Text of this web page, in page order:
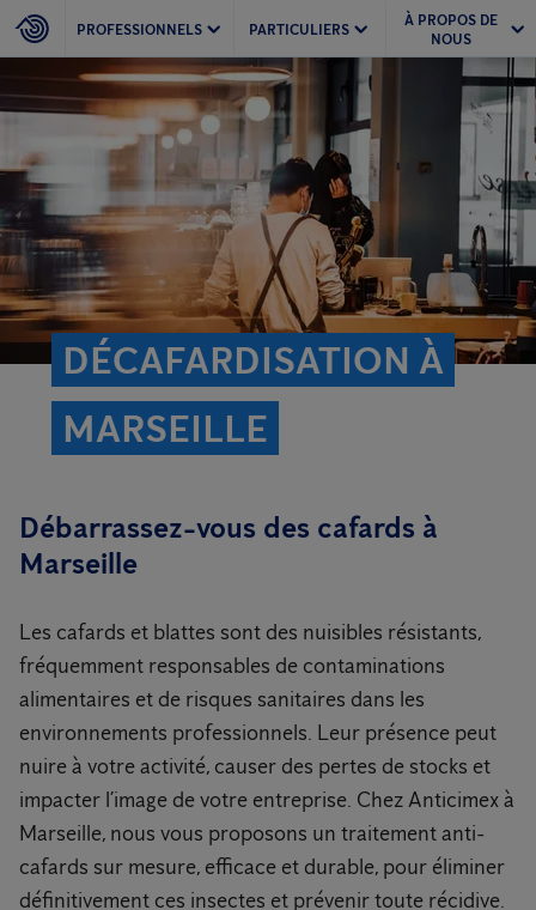
PROFESSIONNELS PARTICULIERS
À PROPOS DE
NOUS
DÉCAFARDISATION À
MARSEILLE
Débarrassez-vous des cafards à
Marseille
Les cafards et blattes sont des nuisibles résistants,
fréquemment responsables de contaminations
alimentaires et de risques sanitaires dans les
environnements professionnels. Leur présence peut
nuire à votre activité, causer des pertes de stocks et
impacter l’image de votre entreprise. Chez Anticimex à
Marseille, nous vous proposons un traitement anti-
cafards sur mesure, efficace et durable, pour éliminer
définitivement ces insectes et prévenir toute récidive.